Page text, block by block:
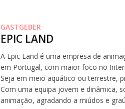
GASTGEBER
EPIC LAND
A Epic Land é uma empresa de
em Portugal, com maior foco no
Seja em meio aquático ou terrestre,
Com uma equipa jovem e dinâmica,
animação, agradando a miúdos e